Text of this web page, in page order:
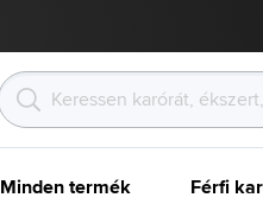
Minden termék Férfi